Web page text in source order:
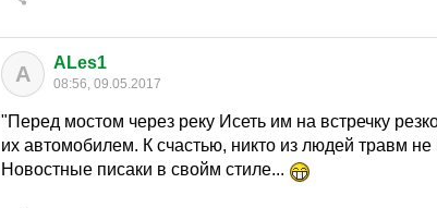
A ALes1
08:56, 09.05.2017
"Перед мостом через реку Исеть им на встречку
их автомобилем. К счастью, никто из людей травм не
Новостные писаки в свойм стиле...